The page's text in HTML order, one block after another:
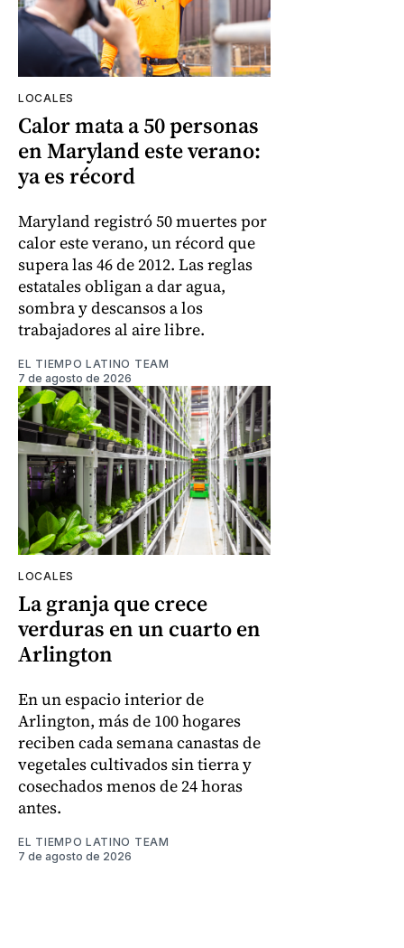
LOCALES
Calor mata a 50 personas
en Maryland este verano:
ya es récord
Maryland registró 50 muertes por
calor este verano, un récord que
supera las 46 de 2012. Las reglas
estatales obligan a dar agua,
sombra y descansos a los
trabajadores al aire libre.
EL TIEMPO LATINO TEAM
7 de agosto de 2026
LOCALES
La granja que crece
verduras en un cuarto en
Arlington
En un espacio interior de
Arlington, más de 100 hogares
reciben cada semana canastas de
vegetales cultivados sin tierra y
cosechados menos de 24 horas
antes.
EL TIEMPO LATINO TEAM
7 de agosto de 2026